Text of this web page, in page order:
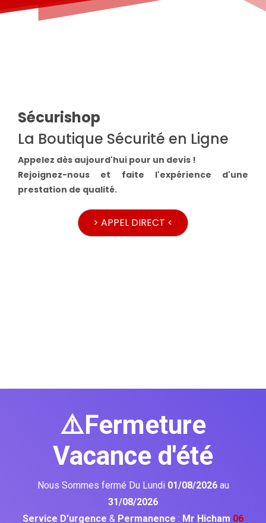
Sécurishop
La Boutique Sécurité en Ligne
Appelez dès aujourd'hui pour un devis !
Rejoignez-nous et faite l'expérience d'une
prestation de qualité.
> APPEL DIRECT <
⚠️Fermeture
Vacance d'été
Nous Sommes fermé Du Lundi 01/08/2026 au
31/08/2026
Service D'urgence & Permanence : Mr Hicham 06